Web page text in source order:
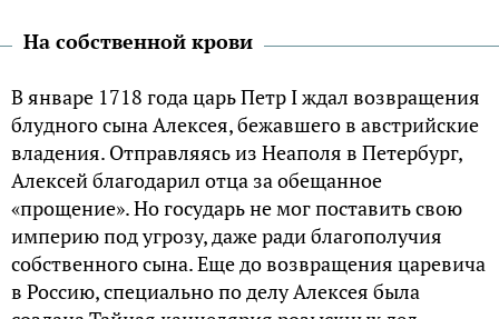
На собственной крови
В январе 1718 года царь Петр I ждал возвращения
блудного сына Алексея, бежавшего в австрийские
владения. Отправляясь из Неаполя в Петербург,
Алексей благодарил отца за обещанное
«прощение». Но государь не мог поставить свою
империю под угрозу, даже ради благополучия
собственного сына. Еще до возвращения царевича
в Россию, специально по делу Алексея была